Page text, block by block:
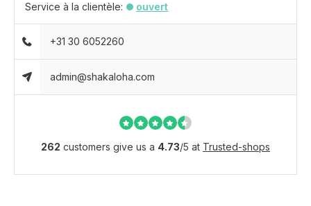
Service à la clientèle: ouvert
+31 30 6052260
admin@shakaloha.com
262 customers give us a 4.73/5 at Trusted-shops